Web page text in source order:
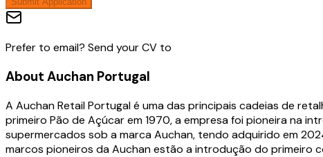
Prefer to email? Send your CV to
About Auchan Portugal
A Auchan Retail Portugal é uma das principais cadeias de
primeiro Pão de Açúcar em 1970, a empresa foi pioneira na
supermercados sob a marca Auchan, tendo adquirido em
marcos pioneiros da Auchan estão a introdução do primeiro